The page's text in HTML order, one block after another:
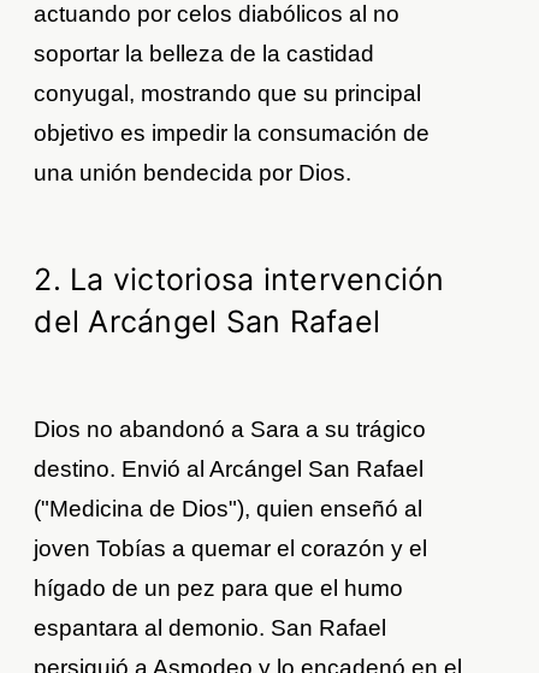
actuando por celos diabólicos al no
soportar la belleza de la castidad
conyugal, mostrando que su principal
objetivo es impedir la consumación de
una unión bendecida por Dios.
2. La victoriosa intervención
del Arcángel San Rafael
Dios no abandonó a Sara a su trágico
destino. Envió al Arcángel San Rafael
("Medicina de Dios"), quien enseñó al
joven Tobías a quemar el corazón y el
hígado de un pez para que el humo
espantara al demonio. San Rafael
persiguió a Asmodeo y lo encadenó en el